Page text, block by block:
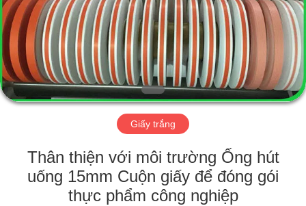
CÁC
SẢN
PHẨM
VỀ
TÔI
Giấy trắng
Thân thiện với môi trường Ống hút
uống 15mm Cuộn giấy để đóng gói
thực phẩm công nghiệp